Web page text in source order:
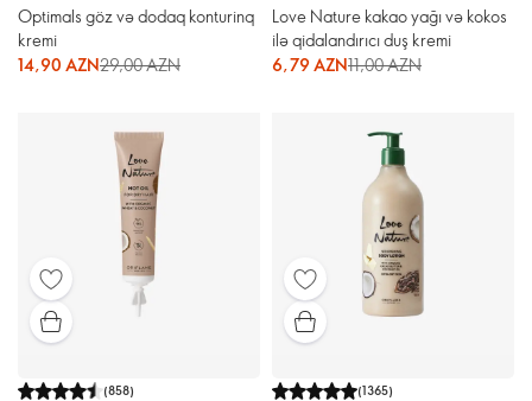
Optimals göz və dodaq konturinq
kremi
14,90 AZN29,00 AZN
Love Nature kakao yağı və kokos
ilə qidalandırıcı duş kremi
6,79 AZN11,00 AZN
(858)
(1365)